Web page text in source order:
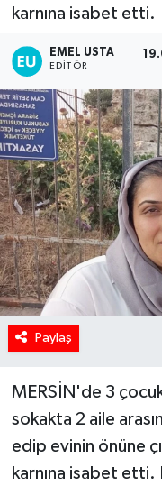
karnına isabet etti.
EMEL USTA
EDITÖR
Paylaş
MERSİN'de 3
sokakta 2 aile
edip evinin önüne
karnına isabet etti.